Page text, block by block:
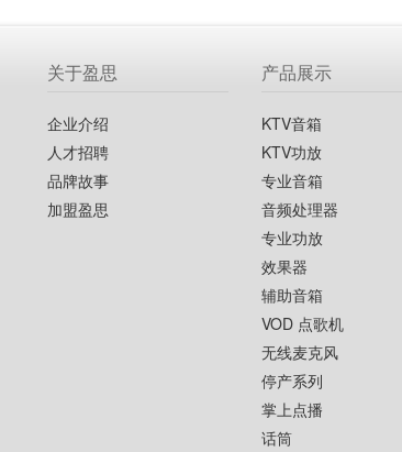
关于盈思
企业介绍
人才招聘
品牌故事
加盟盈思
产品展示
KTV音箱
KTV功放
专业音箱
音频处理器
专业功放
效果器
辅助音箱
VOD 点歌机
无线麦克风
停产系列
掌上点播
话筒